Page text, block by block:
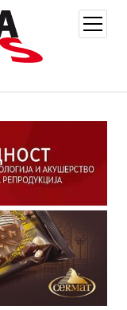
open
menu